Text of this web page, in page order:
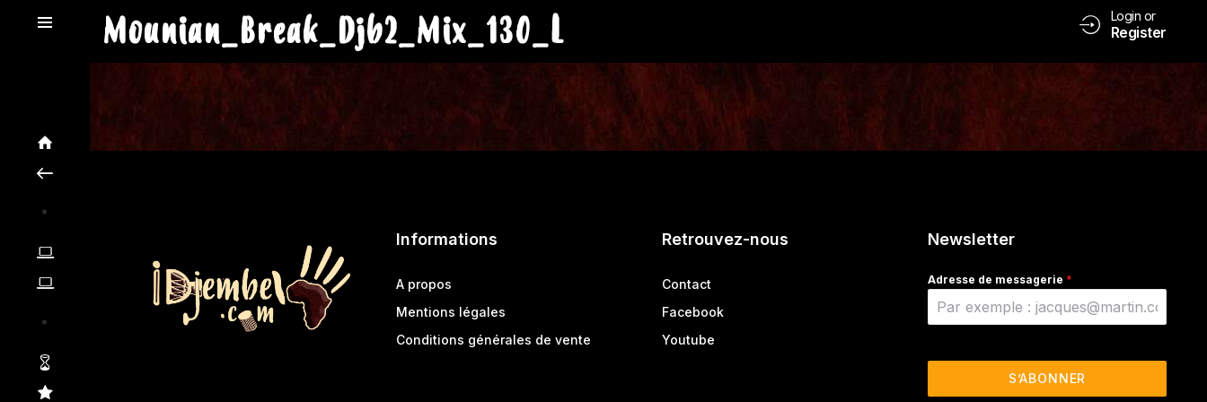
Mounian_Break_Djb2_Mix_130_L Login or
Register
Informations
A propos
Mentions légales
Conditions générales de vente
Retrouvez-nous
Contact
Facebook
Youtube
Newsletter
Adresse de messagerie *
S’ABONNER